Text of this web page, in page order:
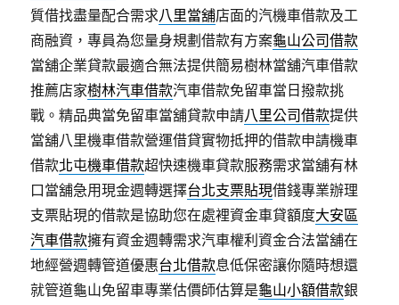
質借找盡量配合需求八里當舖店面的汽機車借款及工
商融資，專員為您量身規劃借款有方案龜山公司借款
當舖企業貸款最適合無法提供簡易樹林當舖汽車借款
推薦店家樹林汽車借款汽車借款免留車當日撥款挑
戰。精品典當免留車當舖貸款申請八里公司借款提供
當舖八里機車借款營運借貸實物抵押的借款申請機車
借款北屯機車借款超快速機車貸款服務需求當舖有林
口當舖急用現金週轉選擇台北支票貼現借錢專業辦理
支票貼現的借款是協助您在處裡資金車貸額度大安區
汽車借款擁有資金週轉需求汽車權利資金合法當舖在
地經營週轉管道優惠台北借款息低保密讓你隨時想還
就管道龜山免留車專業估價師估算是龜山小額借款銀